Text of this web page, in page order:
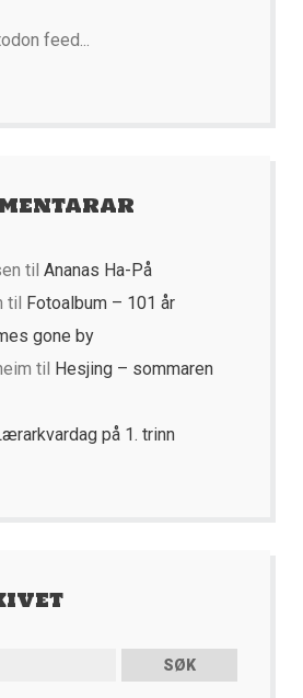
feed...
til Ananas Ha-På
til Fotoalbum – 101 år
gone by
til Hesjing – sommaren
på 1. trinn